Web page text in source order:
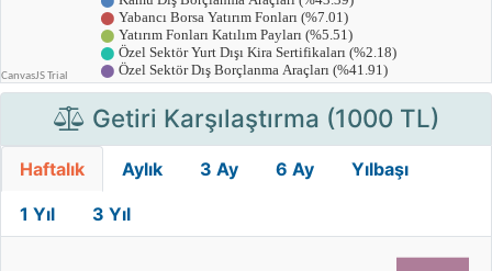
Getiri Karşılaştırma (1000 TL)
Haftalık Aylık 3 Ay 6 Ay Yılbaşı
1 Yıl 3 Yıl